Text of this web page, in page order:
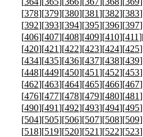
[378][379][380][381][382][383
[392][393][394][395][396][397
[406][407][408][409][410][411
[420][421][422][423][424][425
[434][435][436][437][438][439
[448][449][450][451][452][453
[462][463][464][465][466][467
[476][477][478][479][480][481
[490][491][492][493][494][495
[504][505][506][507][508][509
[518][519][520][521][522][523